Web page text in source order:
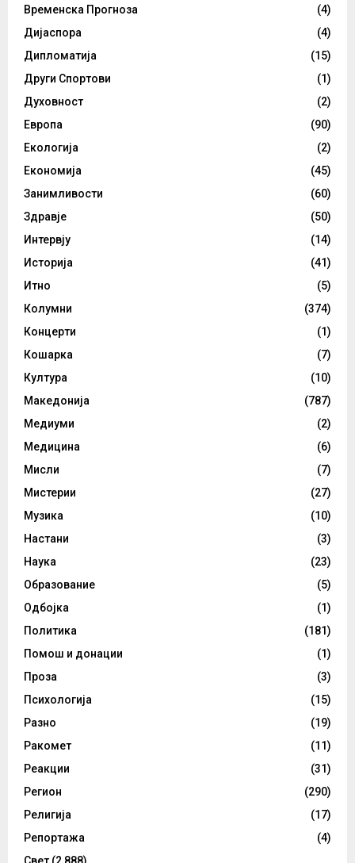
Временска Прогноза
(4)
Дијаспора
(4)
Дипломатија
(15)
Други Спортови
(1)
Духовност
(2)
Европа
(90)
Екологија
(2)
Економија
(45)
Занимливости
(60)
Здравје
(50)
Интервју
(14)
Историја
(41)
Итно
(5)
Колумни
(374)
Концерти
(1)
Кошарка
(7)
Култура
(10)
Македонија
(787)
Медиуми
(2)
Медицина
(6)
Мисли
(7)
Мистерии
(27)
Музика
(10)
Настани
(3)
Наука
(23)
Образование
(5)
Одбојка
(1)
Политика
(181)
Помош и донации
(1)
Проза
(3)
Психологија
(15)
Разно
(19)
Ракомет
(11)
Реакции
(31)
Регион
(290)
Религија
(17)
Репортажа
(4)